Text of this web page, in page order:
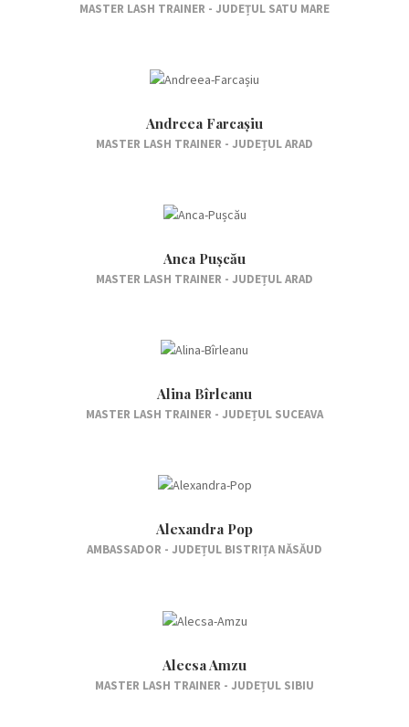
MASTER LASH TRAINER - JUDEȚUL SATU MARE
Andreea Farcașiu
MASTER LASH TRAINER - JUDEȚUL ARAD
Anca Pușcău
MASTER LASH TRAINER - JUDEȚUL ARAD
Alina Bîrleanu
MASTER LASH TRAINER - JUDEȚUL SUCEAVA
Alexandra Pop
AMBASSADOR - JUDEȚUL BISTRIȚA NĂSĂUD
Alecsa Amzu
MASTER LASH TRAINER - JUDEȚUL SIBIU